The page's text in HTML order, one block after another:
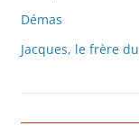
Démas
Jacques, le frère